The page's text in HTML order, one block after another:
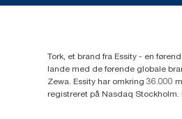
Tork, et brand fra Essity - en
lande med de førende globale
Zewa. Essity har omkring 36.000
registreret på Nasdaq